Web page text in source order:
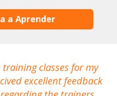
a Aprender
classes for my
excellent feedback